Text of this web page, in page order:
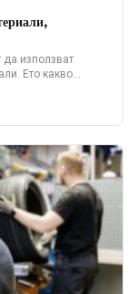
използват
Ето какво…